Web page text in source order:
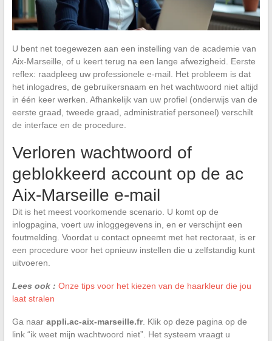
U bent net toegewezen aan een instelling van de academie van
Aix-Marseille, of u keert terug na een lange afwezigheid. Eerste
reflex: raadpleeg uw professionele e-mail. Het probleem is dat
het inlogadres, de gebruikersnaam en het wachtwoord niet altijd
in één keer werken. Afhankelijk van uw profiel (onderwijs van de
eerste graad, tweede graad, administratief personeel) verschilt
de interface en de procedure.
Verloren wachtwoord of
geblokkeerd account op de ac
Aix-Marseille e-mail
Dit is het meest voorkomende scenario. U komt op de
inlogpagina, voert uw inloggegevens in, en er verschijnt een
foutmelding. Voordat u contact opneemt met het rectoraat, is er
een procedure voor het opnieuw instellen die u zelfstandig kunt
uitvoeren.
Lees ook : Onze tips voor het kiezen van de haarkleur die jou
laat stralen
Ga naar appli.ac-aix-marseille.fr. Klik op deze pagina op de
link “ik weet mijn wachtwoord niet”. Het systeem vraagt u